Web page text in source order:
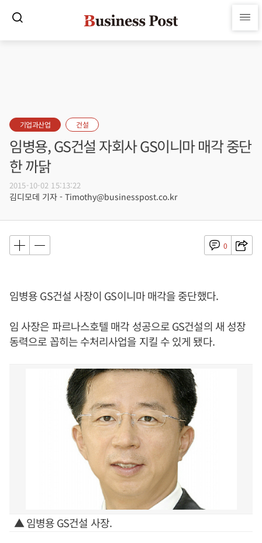
기업과산업 건설
임병용, GS건설 자회사 GS이니마 매각 중단
한 까닭
2015-10-02 15:13:22
김디모데 기자 - Timothy@businesspost.co.kr
0
임병용 GS건설 사장이 GS이니마 매각을 중단했다.
임 사장은 파르나스호텔 매각 성공으로 GS건설의 새 성장
동력으로 꼽히는 수처리사업을 지킬 수 있게 됐다.
▲ 임병용 GS건설 사장.